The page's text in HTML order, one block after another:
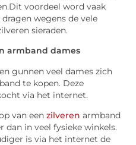
voordeel word vaak
wegens de vele
sieraden.
armband dames
gunnen veel dames zich
te kopen. Deze
via het internet.
van een zilveren armband
in veel fysieke winkels.
is via het internet de